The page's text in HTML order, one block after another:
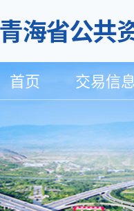
首页 交易信